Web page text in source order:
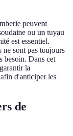
peuvent
ou un tuyau
est essentiel.
ne sont pas toujours
besoin. Dans cet
la
d'anticiper les
de